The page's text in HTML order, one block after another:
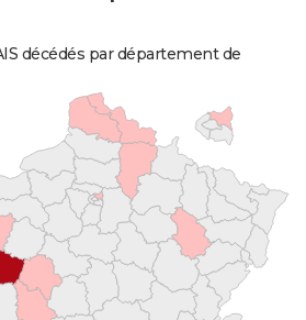
décédés par département de